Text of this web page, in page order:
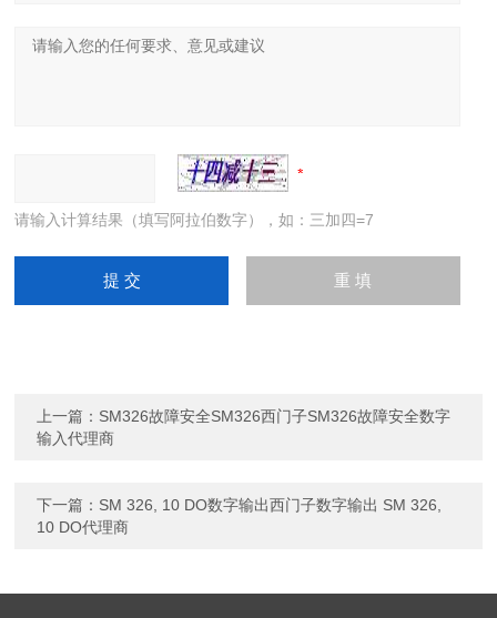
请输入计算结果（填写阿拉伯数字），如：三加四=7
上一篇： SM326故障安全SM326西门子SM326故障安全数字
输入代理商
下一篇： SM 326, 10 DO数字输出西门子数字输出 SM 326,
10 DO代理商